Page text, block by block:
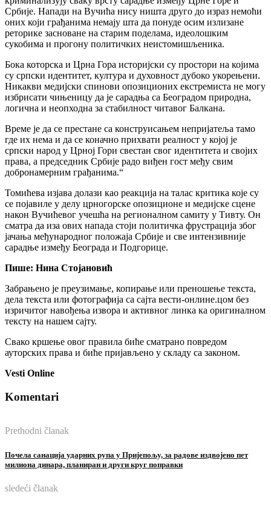
Србије. Напади на Вучића нису ништа друго до израз немоћи
оних који грађанима немају шта да понуде осим излизане
реторике засноване на старим поделама, идеолошким
сукобима и прогону политичких неистомишљеника.
Бока которска и Црна Гора историјски су простори на којима
су српски идентитет, култура и духовност дубоко укорењени.
Никакви медијски спинови опозиционих екстремиста не могу
избрисати чињеницу да је сарадња са Београдом природна,
логична и неопходна за стабилност читавог Балкана.
Време је да се престане са конструисањем непријатеља тамо
где их нема и да се коначно прихвати реалност у којој је
српски народ у Црној Гори свестан свог идентитета и својих
права, а председник Србије радо виђен гост међу свим
добронамерним грађанима.“
Томићева изјава долази као реакција на талас критика које су
се појавиле у делу црногорске опозиционе и медијске сцене
након Вучићевог учешћа на регионалном самиту у Тивту. Он
сматра да иза ових напада стоји политичка фрустрација због
јачања међународног положаја Србије и све интензивније
сарадње између Београда и Подгорице.
Пише: Нина Стојановић
Забрањено је преузимање, копирање или преношење текста,
дела текста или фотографија са сајта вести-онлине.цом без
изричитог навођења извора и активног линка ка оригиналном
тексту на нашем сајту.
Свако кршење овог правила биће сматрано повредом
ауторских права и биће пријављено у складу са законом.
Vesti Online
Komentari
Prethodni članak
Почела санација ударних рупа у Пријепољу, за радове издвојено пет
милиона динара, планиран и други круг поправки
sledeći članak